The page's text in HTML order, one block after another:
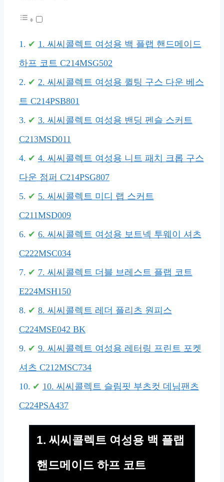
1. 씨씨콜렉트 여성용 백 플랩 핸드메이드
하프 코트 C214MSG502
2. 씨씨콜렉트 여성용 퀼팅 구스 다운 베스
트 C214PSB801
3. 씨씨콜렉트 여성용 밴딩 펜슬 스커트
C213MSD011
4. 씨씨콜렉트 여성용 니트 패치 크롭 구스
다운 점퍼 C214PSG807
5. 씨씨콜렉트 미디 랩 스커트
C211MSD009
6. 씨씨콜렉트 여성용 보트넥 투웨이 셔츠
C222MSC034
7. 씨씨콜렉트 더블 브레스트 플랩 코트
E224MSH150
8. 씨씨콜렉트 레더 플리츠 원피스
C224MSE042 BK
9. 씨씨콜렉트 여성용 레터링 프린트 포켓
셔츠 C212MSC734
10. 씨씨콜렉트 슬림핏 부츠컷 데님팬츠
C224PSA437
1. 씨씨콜렉트 여성용 백 플랩
핸드메이드 하프 코트